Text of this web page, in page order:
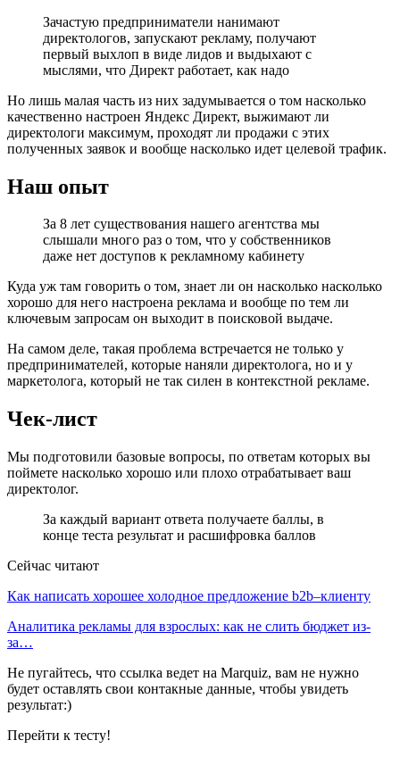
Зачастую предприниматели нанимают
директологов, запускают рекламу, получают
первый выхлоп в виде лидов и выдыхают с
мыслями, что Директ работает, как надо
Но лишь малая часть из них задумывается о том насколько
качественно настроен Яндекс Директ, выжимают ли
директологи максимум, проходят ли продажи с этих
полученных заявок и вообще насколько идет целевой трафик.
Наш опыт
За 8 лет существования нашего агентства мы
слышали много раз о том, что у собственников
даже нет доступов к рекламному кабинету
Куда уж там говорить о том, знает ли он насколько насколько
хорошо для него настроена реклама и вообще по тем ли
ключевым запросам он выходит в поисковой выдаче.
На самом деле, такая проблема встречается не только у
предпринимателей, которые наняли директолога, но и у
маркетолога, который не так силен в контекстной рекламе.
Чек-лист
Мы подготовили базовые вопросы, по ответам которых вы
поймете насколько хорошо или плохо отрабатывает ваш
директолог.
За каждый вариант ответа получаете баллы, в
конце теста результат и расшифровка баллов
Сейчас читают
Как написать хорошее холодное предложение b2b–клиенту
Аналитика рекламы для взрослых: как не слить бюджет из-
за…
Не пугайтесь, что ссылка ведет на Marquiz, вам не нужно
будет оставлять свои контакные данные, чтобы увидеть
результат:)
Перейти к тесту!